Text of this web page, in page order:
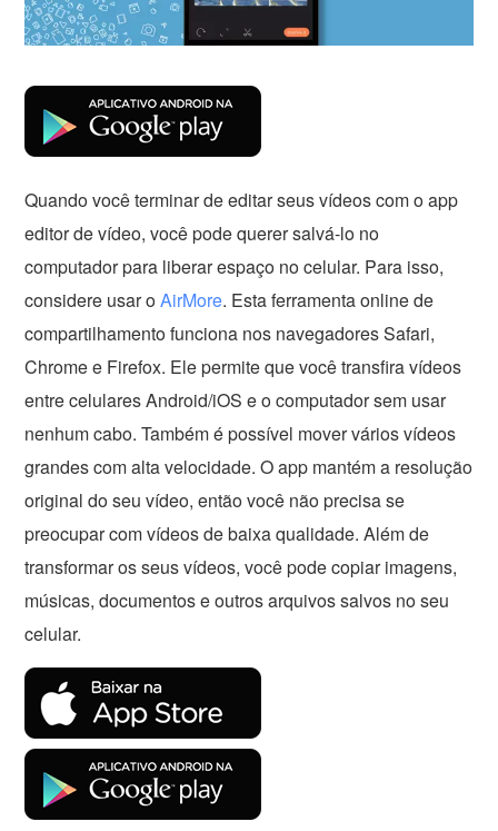
Quando você terminar de editar seus vídeos com o app
editor de vídeo, você pode querer salvá-lo no
computador para liberar espaço no celular. Para isso,
considere usar oAirMore. Esta ferramenta online de
compartilhamento funciona nos navegadores Safari,
Chrome e Firefox. Ele permite que você transfira vídeos
entre celulares Android/iOS e o computador sem usar
nenhum cabo. Também é possível mover vários vídeos
grandes com alta velocidade. O app mantém a resolução
original do seu vídeo, então você não precisa se
preocupar com vídeos de baixa qualidade. Além de
transformar os seus vídeos, você pode copiar imagens,
músicas, documentos e outros arquivos salvos no seu
celular.